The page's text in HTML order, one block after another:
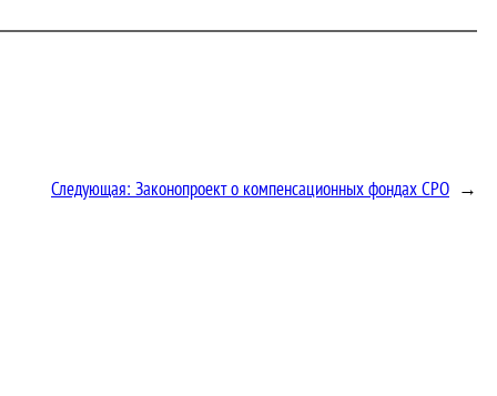
Следующая: Законопроект о компенсационных фондах СРО →